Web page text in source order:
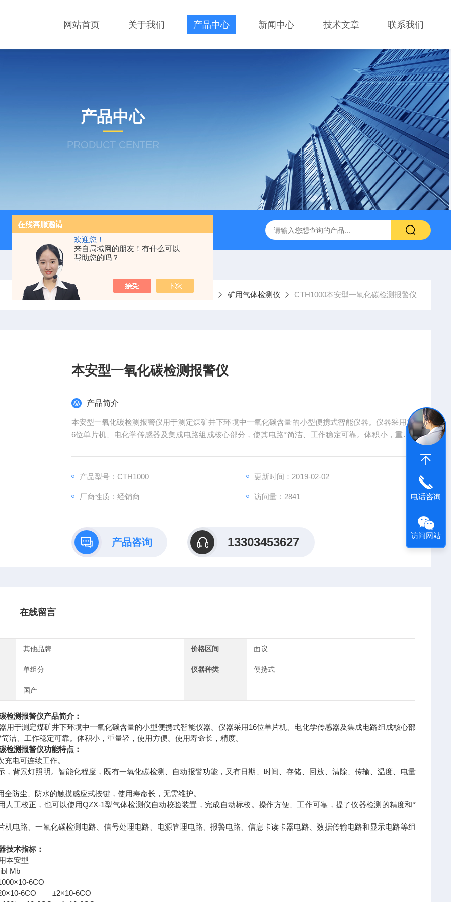
欢迎您！
来自局域网的朋友！有什么可以
帮助您的吗？
网站首页 关于我们 产品中心 新闻中心 技术文章 联系我们
产品中心
PRODUCT CENTER
当前位置： 首页 产品中心 矿用安全检测分析仪 矿用气体检测仪 CTH1000本安型一氧化碳检测报警仪
本安型一氧化碳检测报警仪
产品简介
本安型一氧化碳检测报警仪用于测定煤矿井下环境中一氧化碳含量的小型便携式智能仪器。仪器采用1
6位单片机、电化学传感器及集成电路组成核心部分，使其电路*简洁、工作稳定可靠。体积小，重量
产品型号：CTH1000 更新时间：2019-02-02
厂商性质：经销商 访问量：2841
产品咨询 13303453627
在线留言
其他品牌 价格区间 面议
单组分 仪器种类 便携式
国产
检测报警仪​产品简介：
用于测定煤矿井下环境中一氧化碳含量的小型便携式智能仪器。仪器采用16位单片机、电化学传感器及集成电路组成核心部
洁、工作稳定可靠。体积小，重量轻，使用方便。使用寿命长，精度。
检测报警仪​功能特点：
充电可连续工作。
，背景灯照明。智能化程度，既有一氧化碳检测、自动报警功能，又有日期、时间、存储、回放、清除、传输、温度、电量
全防尘、防水的触摸感应式按键，使用寿命长，无需维护。
人工校正，也可以使用QZX-1型气体检测仪自动校验装置，完成自动标校。操作方便、工作可靠，提了仪器检测的精度和*
机电路、一氧化碳检测电路、信号处理电路、电源管理电路、报警电路、信息卡读卡器电路、数据传输电路和显示电路等组
技术指标：
本安型
Mb
6CO
6CO ±2×10-6CO
电话咨询
访问网站